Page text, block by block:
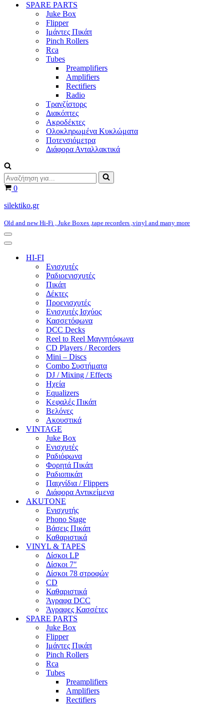
SPARE PARTS
Juke Box
Flipper
Ιμάντες Πικάπ
Pinch Rollers
Rca
Tubes
Preamplifiers
Amplifiers
Rectifiers
Radio
Τρανζίστορς
Διακόπτες
Ακροδέκτες
Ολοκληρωμένα Κυκλώματα
Ποτενσιόμετρα
Διάφορα Ανταλλακτικά
Αναζήτηση
για...Καλάθι
0
silektiko.gr
Old and new Hi-Fi , Juke Boxes ,tape recorders ,vinyl and many more
Μενού
πλοήγησης
Μενού
πλοήγησης
HI-FI
Ενισχυτές
Ραδιοενισχυτές
Πικάπ
Δέκτες
Προενισχυτές
Ενισχυτές Ισχύος
Κασσετόφωνα
DCC Decks
Reel to Reel Μαγνητόφωνα
CD Players / Recorders
Mini – Discs
Combo Συστήματα
DJ / Mixing / Effects
Ηχεία
Equalizers
Κεφαλές Πικάπ
Βελόνες
Ακουστικά
VINTAGE
Juke Box
Ενισχυτές
Ραδιόφωνα
Φορητά Πικάπ
Ραδιοπικάπ
Παιχνίδια / Flippers
Διάφορα Αντικείμενα
AKUTONE
Ενισχυτής
Phono Stage
Βάσεις Πικάπ
Καθαριστικά
VINYL & TAPES
Δίσκοι LP
Δίσκοι 7″
Δίσκοι 78 στροφών
CD
Καθαριστικά
Άγραφα DCC
Άγραφες Κασσέτες
SPARE PARTS
Juke Box
Flipper
Ιμάντες Πικάπ
Pinch Rollers
Rca
Tubes
Preamplifiers
Amplifiers
Rectifiers